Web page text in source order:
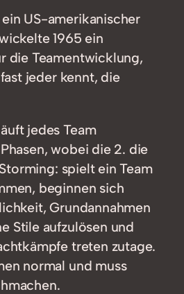
US-amerikanischer
1965 ein
die Teamentwicklung,
jeder kennt, die
jedes Team
wobei die 2. die
spielt ein Team
beginnen sich
Grundannahmen
Stile aufzulösen und
treten zutage.
normal und muss